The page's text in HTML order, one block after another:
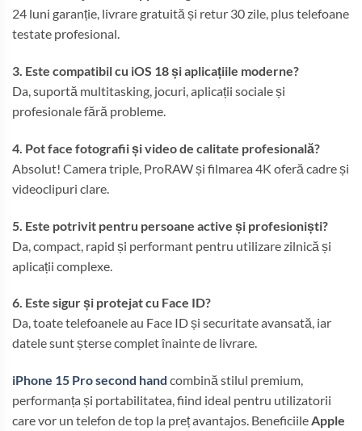
24 luni garanție, livrare gratuită și retur 30 zile, plus telefoane
testate profesional.
3. Este compatibil cu iOS 18 și aplicațiile moderne?
Da, suportă multitasking, jocuri, aplicații sociale și
profesionale fără probleme.
4. Pot face fotografii și video de calitate profesională?
Absolut! Camera triple, ProRAW și filmarea 4K oferă cadre și
videoclipuri clare.
5. Este potrivit pentru persoane active și profesioniști?
Da, compact, rapid și performant pentru utilizare zilnică și
aplicații complexe.
6. Este sigur și protejat cu Face ID?
Da, toate telefoanele au Face ID și securitate avansată, iar
datele sunt șterse complet înainte de livrare.
iPhone 15 Pro second hand combină stilul premium,
performanța și portabilitatea, fiind ideal pentru utilizatorii
care vor un telefon de top la preț avantajos. BeneficiileApple